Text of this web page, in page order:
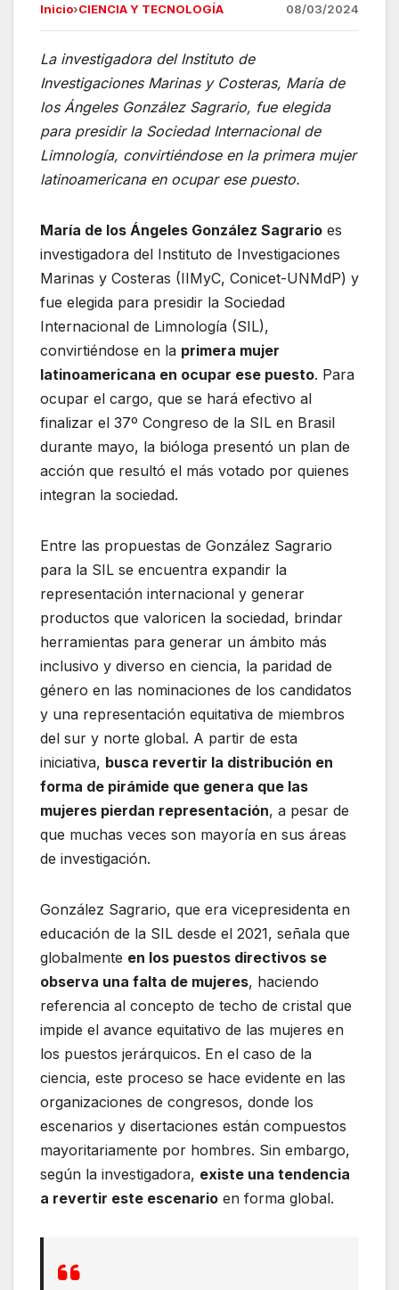
c
e
b
o
o
k
at
s
A
p
p
e
gr
a
m
ail
Inicio›CIENCIA Y TECNOLOGÍA 08/03/2024
La investigadora del Instituto de
Investigaciones Marinas y Costeras, María de
los Ángeles González Sagrario, fue elegida
para presidir la Sociedad Internacional de
Limnología, convirtiéndose en la primera mujer
latinoamericana en ocupar ese puesto.
María de los Ángeles González Sagrario es
investigadora del Instituto de Investigaciones
Marinas y Costeras (IIMyC, Conicet-UNMdP) y
fue elegida para presidir la Sociedad
Internacional de Limnología (SIL),
convirtiéndose en la primera mujer
latinoamericana en ocupar ese puesto. Para
ocupar el cargo, que se hará efectivo al
finalizar el 37º Congreso de la SIL en Brasil
durante mayo, la bióloga presentó un plan de
acción que resultó el más votado por quienes
integran la sociedad.
Entre las propuestas de González Sagrario
para la SIL se encuentra expandir la
representación internacional y generar
productos que valoricen la sociedad, brindar
herramientas para generar un ámbito más
inclusivo y diverso en ciencia, la paridad de
género en las nominaciones de los candidatos
y una representación equitativa de miembros
del sur y norte global. A partir de esta
iniciativa, busca revertir la distribución en
forma de pirámide que genera que las
mujeres pierdan representación, a pesar de
que muchas veces son mayoría en sus áreas
de investigación.
González Sagrario, que era vicepresidenta en
educación de la SIL desde el 2021, señala que
globalmente en los puestos directivos se
observa una falta de mujeres, haciendo
referencia al concepto de techo de cristal que
impide el avance equitativo de las mujeres en
los puestos jerárquicos. En el caso de la
ciencia, este proceso se hace evidente en las
organizaciones de congresos, donde los
escenarios y disertaciones están compuestos
mayoritariamente por hombres. Sin embargo,
según la investigadora, existe una tendencia
a revertir este escenario en forma global.